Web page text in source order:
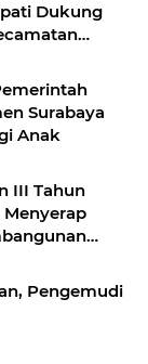
Dukung
Surabaya
Anak
III Tahun
Menyerap
Pengemudi